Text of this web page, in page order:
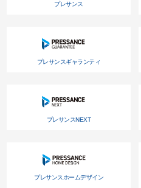
プレサンス
プレサンスギャランティ
プレサンスNEXT
プレサンスホームデザイン